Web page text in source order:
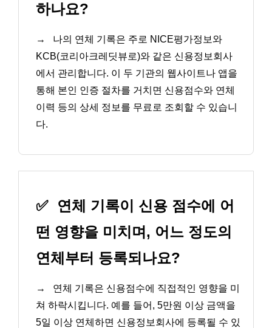
하나요?
→
나의 연체 기록은 주로 NICE평가정보와
KCB(코리아크레딧뷰로)와 같은 신용정보회사
에서 관리합니다. 이 두 기관의 웹사이트나 앱을
통해 본인 인증 절차를 거치면 신용점수와 연체
이력 등의 상세 정보를 무료로 조회할 수 있습니
다.
✅
연체 기록이 신용 점수에 어
떤 영향을 미치며, 어느 정도의
연체부터 등록되나요?
→
연체 기록은 신용점수에 직접적인 영향을 미
쳐 하락시킵니다. 예를 들어, 5만원 이상 금액을
5일 이상 연체하면 신용정보회사에 등록될 수 있